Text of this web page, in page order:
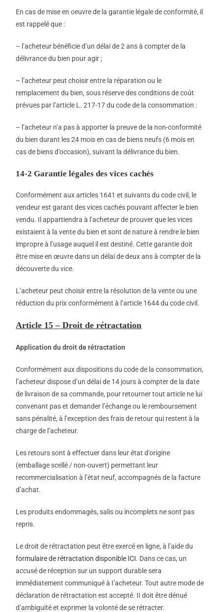
En cas de mise en oeuvre de la garantie légale de conformité, il
est rappelé que :
– l’acheteur bénéficie d’un délai de 2 ans à compter de la
délivrance du bien pour agir ;
– l’acheteur peut choisir entre la réparation ou le
remplacement du bien, sous réserve des conditions de coût
prévues par l’article L. 217-17 du code de la consommation :
– l’acheteur n’a pas à apporter la preuve de la non-conformité
du bien durant les 24 mois en cas de biens neufs (6 mois en
cas de biens d’occasion), suivant la délivrance du bien.
14-2 Garantie légales des vices cachés
Conformément aux articles 1641 et suivants du code civil, le
vendeur est garant des vices cachés pouvant affecter le bien
vendu. Il appartiendra à l’acheteur de prouver que les vices
existaient à la vente du bien et sont de nature à rendre le bien
impropre à l’usage auquel il est destiné. Cette garantie doit
être mise en œuvre dans un délai de deux ans à compter de la
découverte du vice.
L’acheteur peut choisir entre la résolution de la vente ou une
réduction du prix conformément à l’article 1644 du code civil.
Article 15 – Droit de rétractation
Application du droit de rétractation
Conformément aux dispositions du code de la consommation,
l’acheteur dispose d’un délai de 14 jours à compter de la date
de livraison de sa commande, pour retourner tout article ne lui
convenant pas et demander l’échange ou le remboursement
sans pénalité, à l’exception des frais de retour qui restent à la
charge de l’acheteur.
Les retours sont à effectuer dans leur état d’origine
(emballage scellé / non-ouvert) permettant leur
recommercialisation à l’état neuf, accompagnés de la facture
d’achat.
Les produits endommagés, salis ou incomplets ne sont pas
repris.
Le droit de rétractation peut être exercé en ligne, à l’aide du
formulaire de rétractation disponible ICI. Dans ce cas, un
accusé de réception sur un support durable sera
immédiatement communiqué à I’acheteur. Tout autre mode de
déclaration de rétractation est accepté. II doit être dénué
d’ambiguïté et exprimer la volonté de se rétracter.